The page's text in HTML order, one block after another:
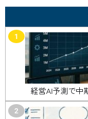
1
経営AI予測で中
2